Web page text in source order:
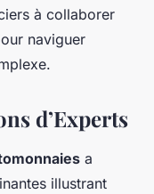
à collaborer
naviguer
d’Experts
a
illustrant